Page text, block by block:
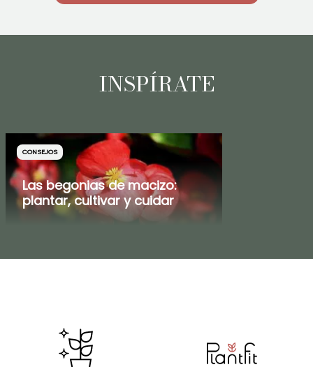
INSPÍRATE
CONSEJOS
Las begonias de macizo:
plantar, cultivar y cuidar